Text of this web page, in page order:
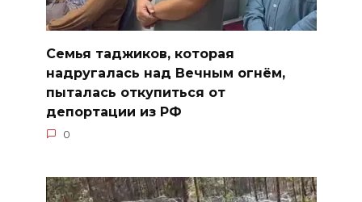
Семья таджиков, которая
надругалась над Вечным огнём,
пыталась откупиться от
депортации из РФ
0